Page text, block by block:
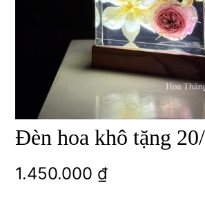
Đèn hoa khô tặng
1.450.000 ₫